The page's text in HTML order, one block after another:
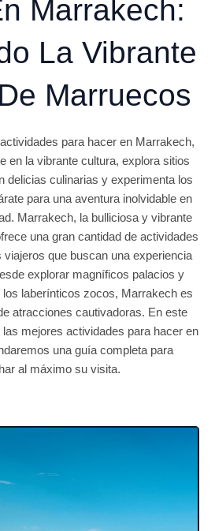
Marrakech:
La Vibrante
Marruecos
para hacer en Marrakech,
en la vibrante cultura, explora sitios
delicias culinarias y experimenta los
para una aventura inolvidable en
Marrakech, la bulliciosa y vibrante
una gran cantidad de actividades
que buscan una experiencia
explorar magníficos palacios y
laberínticos zocos, Marrakech es
atracciones cautivadoras. En este
mejores actividades para hacer en
una guía completa para
al máximo su visita.